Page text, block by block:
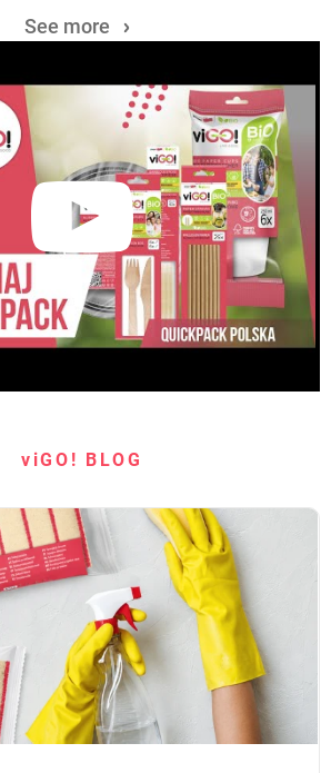
See more